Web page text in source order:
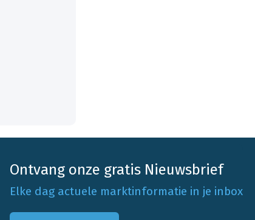
Ontvang onze gratis Nieuwsbrief
Elke dag actuele marktinformatie in je inbox